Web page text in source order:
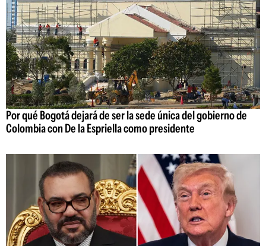
Por qué Bogotá dejará de ser la sede única del gobierno de
Colombia con De la Espriella como presidente